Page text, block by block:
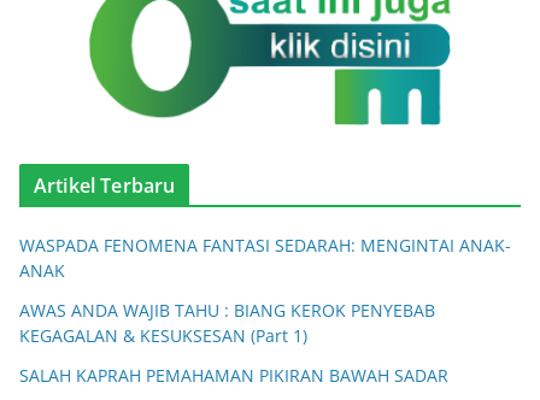
Artikel Terbaru
WASPADA FENOMENA FANTASI SEDARAH: MENGINTAI ANAK-
ANAK
AWAS ANDA WAJIB TAHU : BIANG KEROK PENYEBAB
KEGAGALAN & KESUKSESAN (Part 1)
SALAH KAPRAH PEMAHAMAN PIKIRAN BAWAH SADAR